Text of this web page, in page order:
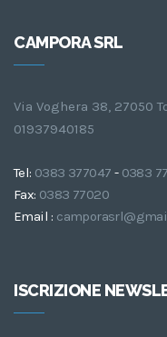
CAMPORA SRL
Via Voghera 38, 27050
01937940185
Tel: 0383 377047 - 0383
Fax: 0383 77020
Email :
ISCRIZIONE